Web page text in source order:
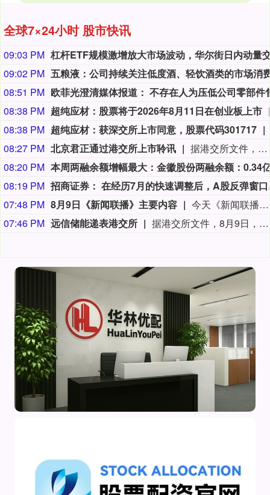
全球7×24小时 股市快讯
09:03 PM
09:02 PM
08:51 PM
08:38 PM 超纯应材：股票将于2026年8月11日在创业板上市
08:38 PM 超纯应材：获深交所上市同意，股票代码301717
08:27 PM 北京君正通过港交所上市聆讯
据港交所文件，8月9日，北京君正集成电路股份有限公司更新聆讯后资料集，意味着该公司港交所IPO通过聆讯。
08:20 PM
08:19 PM
招商
07:48 PM 8月9日《新闻联播》主要内容
今天《新闻联播》主要内容有：1.【新思想引领新征程】丰收背后的“稳”与“进”； 2.我国加快推进算力网建设； 3.我国加强对基础研究的长期稳定支持； 4.台风“白海豚”登陆 各地各部门全力应对； 5.7月份居民消费价格指数保持温和上涨； 6.我国加快自然资源“一张图”平台建设； 7.我国生态修复治理取得新成效； 8.【文化中国行】平遥古城活态保护焕发新光彩； 9.国内联播快讯： （1）我国地热资源直接利用规模稳居世界首位； （2）7月下旬全国在田蔬菜面积1.06亿亩 供应充足； （3）我国渤海首个千亿方大气田一期开发项目全面投产； （4）2026“百县对百校促就业行动”校地人才供需对接会举行； （5）第16届全国残疾人健身周活动启动； （6）《2026中国AI盛典》今晚总台央视综合频道播出； 10.伊朗称在美国接受其条件前不会重新开放霍尔木兹海峡： （1）伊媒称有证据显示 美军在对伊朗的军事行动中使用含磷弹药； （2）美媒称美“爱国者”导弹库存不足1700枚； 11.加拿大不列颠哥伦比亚省因林火快速蔓延进入紧急状态 大批居民撤离 美犹他州两处林火仍失控 消防直升机坠毁致两人死亡； 12.国际联播快讯： （1）俄驻日大使称日本谋“核”将招致反制； （2）保加利亚称境内爆炸无人机或来自乌克兰； （3）台风“白海豚”在日本和菲律宾引发灾情； （4）意大利埃特纳火山喷发影响机场航班。
07:46 PM 远信储能递表港交所 据港交所文件，8月9日，深圳市远信储能技术股份有限公司向港交所提交上市申请书，独家保荐人为招银国际。